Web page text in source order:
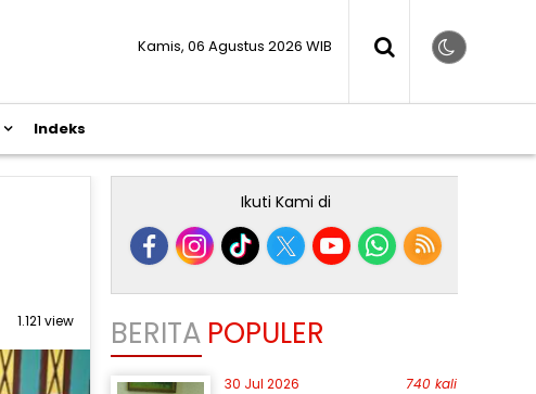
Kamis, 06 Agustus 2026 WIB
Indeks
1.121 view
Ikuti Kami di
BERITA POPULER
30 Jul 2026 740 kali